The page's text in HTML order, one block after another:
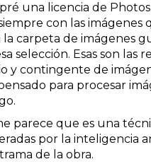
una licencia de
con las
carpeta de imágenes
selección. Esas son las
y contingente de
para procesar
parece que es una
por la inteligencia
de la obra.